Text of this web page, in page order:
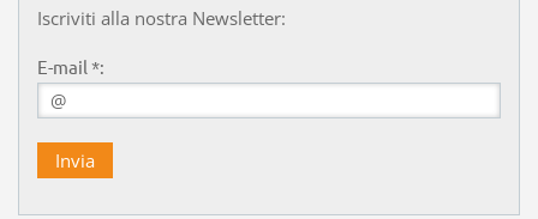
Iscriviti alla nostra Newsletter:
E-mail *: